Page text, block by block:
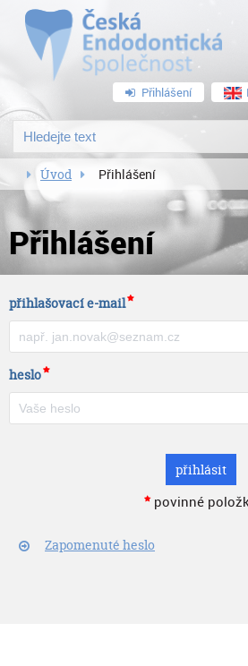
Přihlášení
Úvod Přihlášení
Přihlášení
přihlašovací e-mail
heslo
přihlásit
povinné
Zapomenuté heslo